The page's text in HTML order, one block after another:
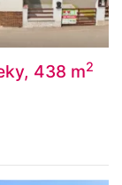
438 m2